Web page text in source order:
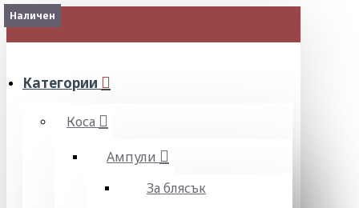
МЕНЮ
Категории
Коса
Ампули
За блясък
Наличен